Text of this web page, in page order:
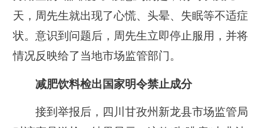
天，周先生就出现了心慌、头晕、失眠等不适症
状。意识到问题后，周先生立即停止服用，并将
情况反映给了当地市场监管部门。
减肥饮料检出国家明令禁止成分
接到举报后，四川甘孜州新龙县市场监管局